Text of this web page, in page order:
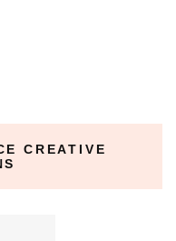
CREATIVE